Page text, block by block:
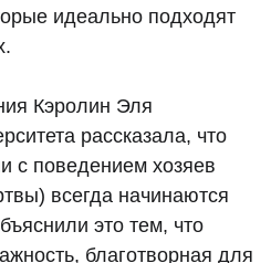
идеально подходят
Кэролин Эля
рассказала, что
с поведением хозяев
всегда начинаются
это тем, что
благотворная для